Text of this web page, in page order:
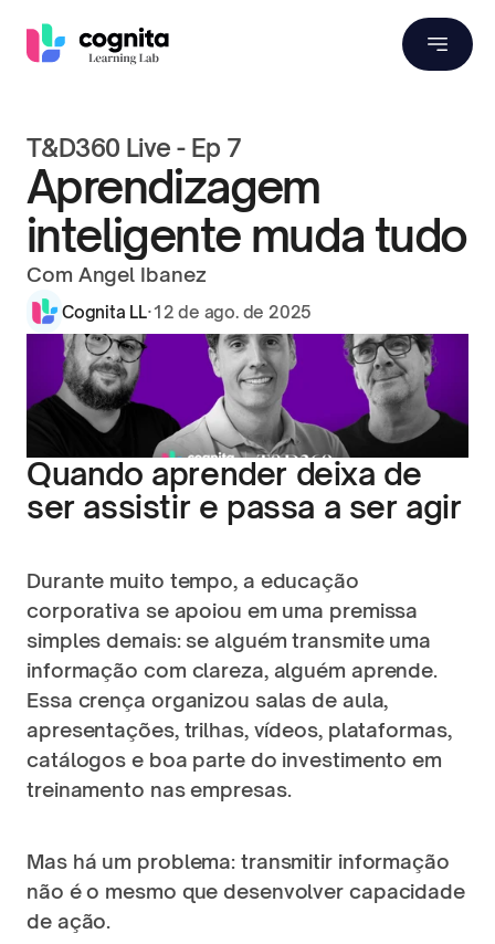
T&D360 Live - Ep 7
Aprendizagem
inteligente muda tudo
Com Angel Ibanez
Cognita LL·12 de ago. de 2025
Quando aprender deixa de
ser assistir e passa a ser agir
Durante muito tempo, a educação
corporativa se apoiou em uma premissa
simples demais: se alguém transmite uma
informação com clareza, alguém aprende.
Essa crença organizou salas de aula,
apresentações, trilhas, vídeos, plataformas,
catálogos e boa parte do investimento em
treinamento nas empresas.
Mas há um problema: transmitir informação
não é o mesmo que desenvolver capacidade
de ação.